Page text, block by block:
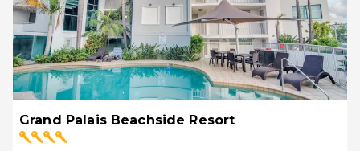
Grand Palais Beachside Resort